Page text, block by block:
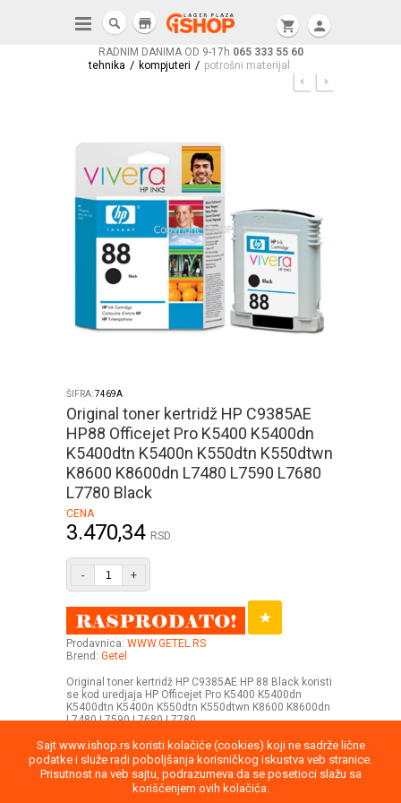
Sajt www.ishop.rs koristi kolačiće (cookies) koji ne sadrže lične
podatke i služe radi poboljšanja korisničkog iskustva veb stranice.
Prisutnost na veb sajtu, podrazumeva da se posetioci slažu sa
korišćenjem ovih kolačića.
RADNIM DANIMA OD 9-17h 065 333 55 60
shopping_cart person
store
tehnika / kompjuteri / potrošni materijal
ŠIFRA:7469A
Original toner kertridž HP C9385AE
HP88 Officejet Pro K5400 K5400dn
K5400dtn K5400n K550dtn K550dtwn
K8600 K8600dn L7480 L7590 L7680
L7780 Black
CENA
3.470,34 RSD
- +
Prodavnica: WWW.GETEL.RS
Brend: Getel
Original toner kertridž HP C9385AE HP 88 Black koristi
se kod uredjaja HP Officejet Pro K5400 K5400dn
K5400dtn K5400n K550dtn K550dtwn K8600 K8600dn
L7480 L7590 L7680 L7780